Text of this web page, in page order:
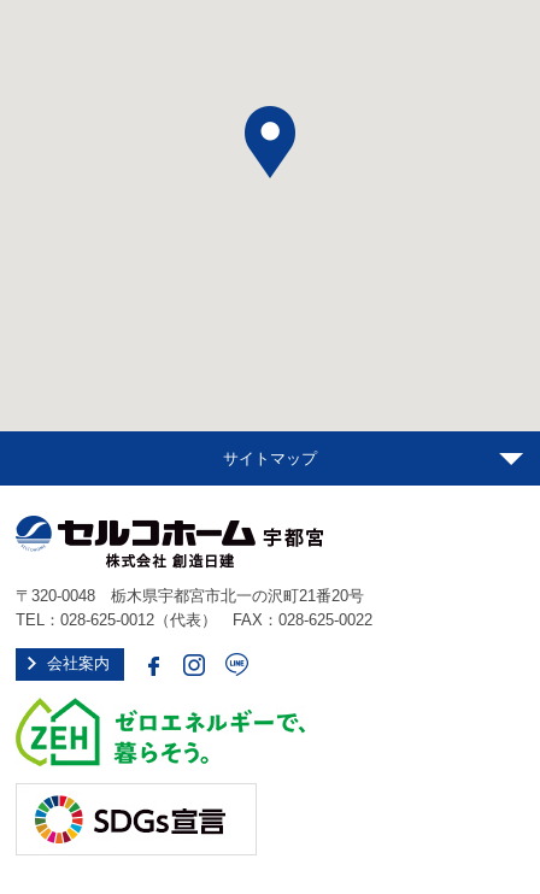
サイトマップ
〒320-0048 栃木県宇都宮市北一の沢町21番20号
TEL：028-625-0012 （代表） FAX：028-625-0022
会社案内